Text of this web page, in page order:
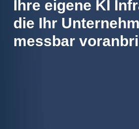
Ihre eigene KI
die Ihr
messbar